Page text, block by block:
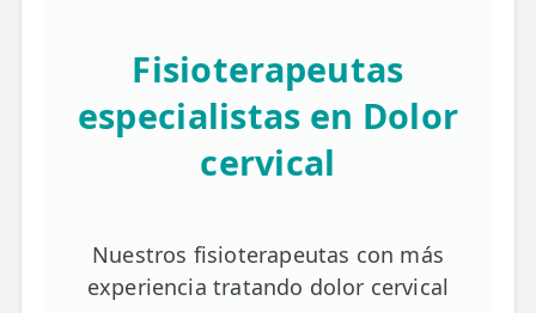
Fisioterapeutas
especialistas en Dolor
cervical
Nuestros fisioterapeutas con más
experiencia tratando dolor cervical